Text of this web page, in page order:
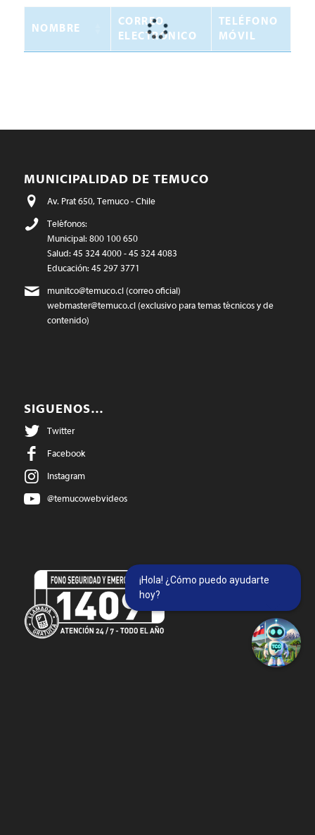
NOMBRE
CORREO
ELECTRÓNICO
TELÉFONO
MÓVIL
MUNICIPALIDAD DE TEMUCO
Av. Prat 650, Temuco - Chile
Teléfonos:
Municipal: 800 100 650
Salud: 45 324 4000 - 45 324 4083
Educación: 45 297 3771
munitco@temuco.cl(correo oficial)
webmaster@temuco.cl(exclusivo para temas técnicos y de
contenido)
SIGUENOS…
Twitter
Facebook
Instagram
@temucowebvideos
¡Hola! ¿Cómo puedo ayudarte
hoy?